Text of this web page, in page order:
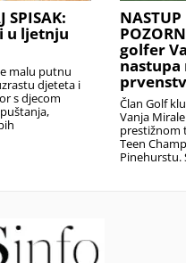
SPISAK:
u ljetnju
malu putnu
djeteta i
s djecom
NASTUP
golfer
nastupa
Član Golf
Vanja
prestižnom
Teen
Pinehurstu.